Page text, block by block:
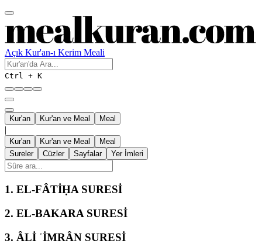
Açık Kur'an-ı Kerim Meali
Ctrl + K
Kur'an Kur'an ve Meal Meal
|
Kur'an Kur'an ve Meal
Meal
Sureler
Cüzler Sayfalar Yer İmleri
1. EL-FÂTİḤA SURESİ
2. EL-BAKARA SURESİ
3. ÂLİ ʿİMRÂN SURESİ